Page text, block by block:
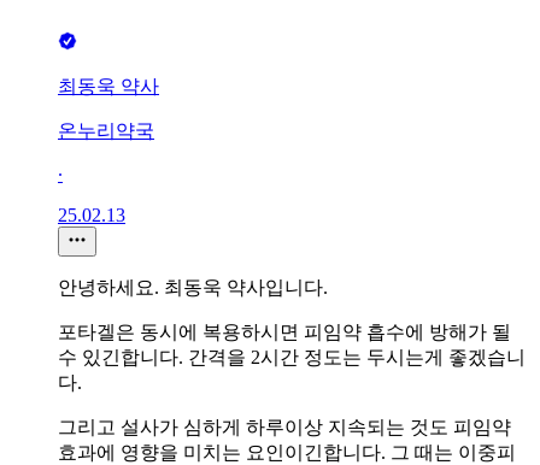
최동욱 약사
온누리약국
∙
25.02.13
안녕하세요. 최동욱 약사입니다.
포타겔은 동시에 복용하시면 피임약 흡수에 방해가 될
수 있긴합니다. 간격을 2시간 정도는 두시는게 좋겠습니
다.
그리고 설사가 심하게 하루이상 지속되는 것도 피임약
효과에 영향을 미치는 요인이긴합니다. 그 때는 이중피